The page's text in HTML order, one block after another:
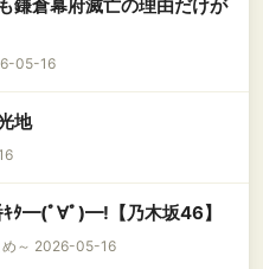
鎌倉幕府滅亡の理由だけが
05-16
地
ｷﾀ━(ﾟ∀ﾟ)━!【乃木坂46】
め～ 2026-05-16